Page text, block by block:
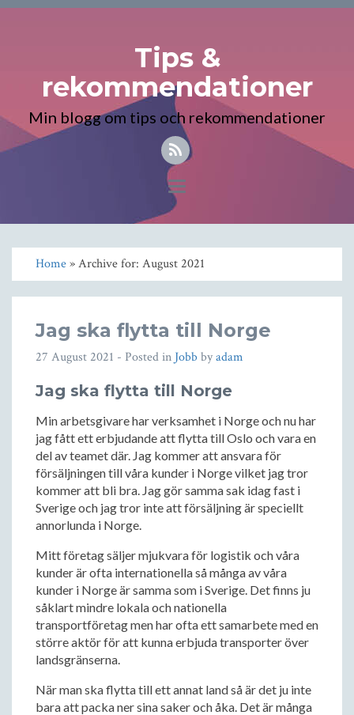
Tips &
rekommendationer
Min blogg om tips och rekommendationer
Toggle
navigation
Home» Archive for: August 2021
Jag ska flytta till Norge
27 August 2021 - Posted in Jobbbyadam
Jag ska flytta till Norge
Min arbetsgivare har verksamhet i Norge och nu har
jag fått ett erbjudande att flytta till Oslo och vara en
del av teamet där. Jag kommer att ansvara för
försäljningen till våra kunder i Norge vilket jag tror
kommer att bli bra. Jag gör samma sak idag fast i
Sverige och jag tror inte att försäljning är speciellt
annorlunda i Norge.
Mitt företag säljer mjukvara för logistik och våra
kunder är ofta internationella så många av våra
kunder i Norge är samma som i Sverige. Det finns ju
såklart mindre lokala och nationella
transportföretag men har ofta ett samarbete med en
större aktör för att kunna erbjuda transporter över
landsgränserna.
När man ska flytta till ett annat land så är det ju inte
bara att packa ner sina saker och åka. Det är många